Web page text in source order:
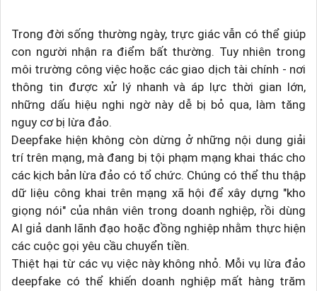
Trong đời sống thường ngày, trực giác vẫn có thể giúp
con người nhận ra điểm bất thường. Tuy nhiên trong
môi trường công việc hoặc các giao dịch tài chính - nơi
thông tin được xử lý nhanh và áp lực thời gian lớn,
những dấu hiệu nghi ngờ này dễ bị bỏ qua, làm tăng
nguy cơ bị lừa đảo.
Deepfake hiện không còn dừng ở những nội dung giải
trí trên mạng, mà đang bị tội phạm mạng khai thác cho
các kịch bản lừa đảo có tổ chức. Chúng có thể thu thập
dữ liệu công khai trên mạng xã hội để xây dựng "kho
giọng nói" của nhân viên trong doanh nghiệp, rồi dùng
AI giả danh lãnh đạo hoặc đồng nghiệp nhằm thực hiện
các cuộc gọi yêu cầu chuyển tiền.
Thiệt hại từ các vụ việc này không nhỏ. Mỗi vụ lừa đảo
deepfake có thể khiến doanh nghiệp mất hàng trăm